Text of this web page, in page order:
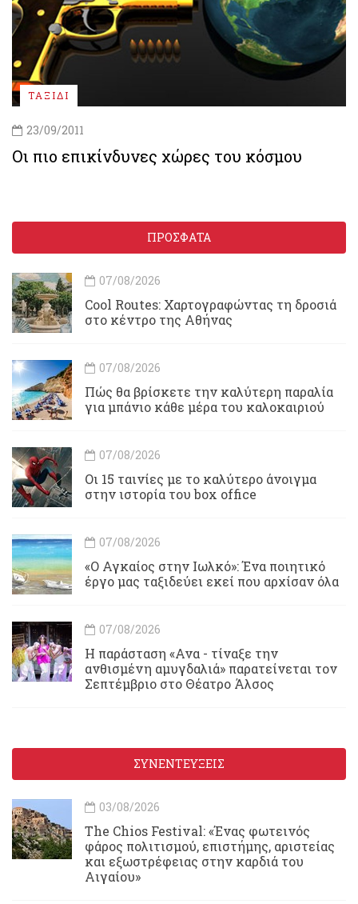
ΤΑΞΙΔΙ
23/09/2011
Οι πιο επικίνδυνες χώρες του κόσμου
ΠΡΟΣΦΑΤΑ
07/08/2026
Cool Routes: Χαρτογραφώντας τη δροσιά
στο κέντρο της Αθήνας
07/08/2026
Πώς θα βρίσκετε την καλύτερη παραλία
για μπάνιο κάθε μέρα του καλοκαιριού
07/08/2026
Οι 15 ταινίες με το καλύτερο άνοιγμα
στην ιστορία του box office
07/08/2026
«Ο Αγκαίος στην Ιωλκό»: Ένα ποιητικό
έργο μας ταξιδεύει εκεί που αρχίσαν όλα
07/08/2026
Η παράσταση «Ανα - τίναξε την
ανθισμένη αμυγδαλιά» παρατείνεται τον
Σεπτέμβριο στο Θέατρο Άλσος
ΣΥΝΕΝΤΕΥΞΕΙΣ
03/08/2026
Τhe Chios Festival: «Ένας φωτεινός
φάρος πολιτισμού, επιστήμης, αριστείας
και εξωστρέφειας στην καρδιά του
Αιγαίου»